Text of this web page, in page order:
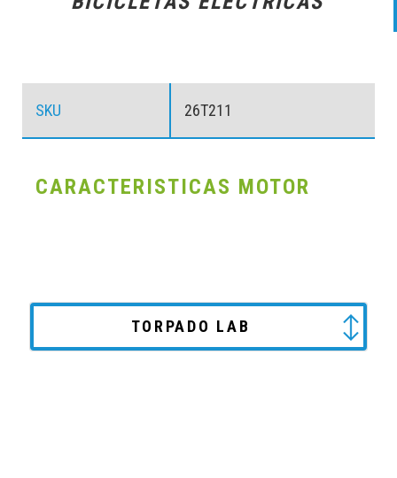
SKU 26T211
CARACTERISTICAS MOTOR
TORPADO LAB